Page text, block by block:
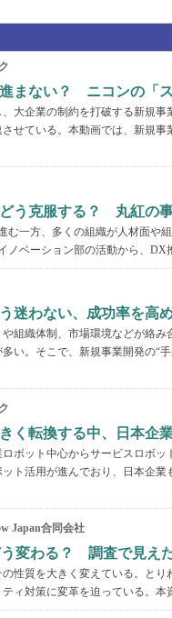
まない？ ニコンの「
大企業の制約を打破する新規
せている。本動画では、新規
う克服する？ 丸紅の
む一方、多くの組織が人材面や
ベーション部の活動から、DX
迷わない、成功率を高
組織体制、市場環境などが絡
い。そこで、新規事業開発の“
く転換する中、日本企
ボット中心からサービスロボ
ト活用が進んでおり、日本企
Japan合同会社
変わる？ 調査で見え
性質を大きく変えている。と
ィ対策に変革を迫っている。本